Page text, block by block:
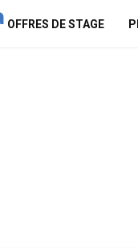
OFFRES DE STAGE